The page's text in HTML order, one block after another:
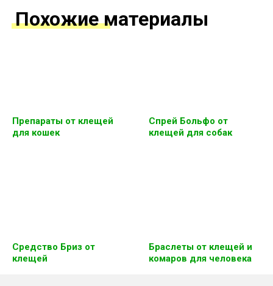
Похожие материалы
Препараты от клещей
для кошек
Спрей Больфо от
клещей для собак
Средство Бриз от
клещей
Браслеты от клещей и
комаров для человека